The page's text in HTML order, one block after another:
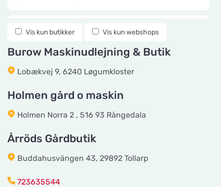
Knuttes Djurcenter
Vis på kort
vetzoo.se
Frösundaviks Allé 1
Summerredvej 1
Vis kun butikker Vis kun webshops
Burow Maskinudlejning & Butik
Lobækvej 9, 6240 Løgumkloster
Holmen gård o maskin
Holmen Norra 2 , 516 93 Rångedala
Årröds Gårdbutik
Buddahusvängen 43, 29892 Tollarp
723635544